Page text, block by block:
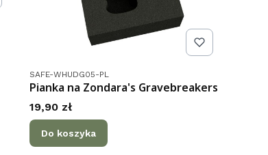
Kod produktu
SAFE-WHUDG05-PL
Pianka na Zondara's Gravebreakers
Cena
19,90 zł
Do koszyka